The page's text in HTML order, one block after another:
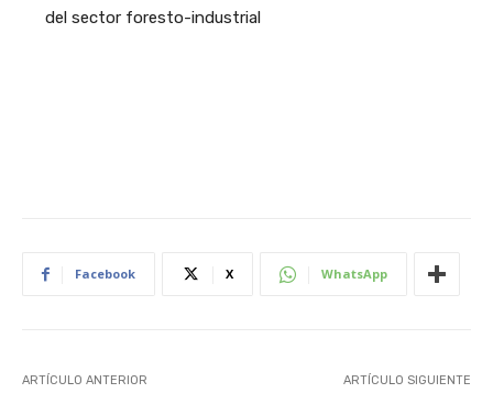
del sector foresto-industrial
Facebook X WhatsApp
ARTÍCULO ANTERIOR ARTÍCULO SIGUIENTE